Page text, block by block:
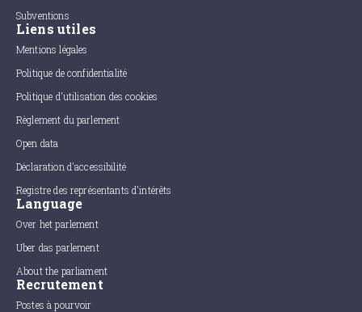
Subventions
Liens utiles
Mentions légales
Politique de confidentialité
Politique d'utilisation des cookies
Règlement du parlement
Open data
Déclaration d'accessibilité
Registre des représentants d'intérêts
Language
Over het parlement
Uber das parlement
About the parliament
Recrutement
Postes à pourvoir